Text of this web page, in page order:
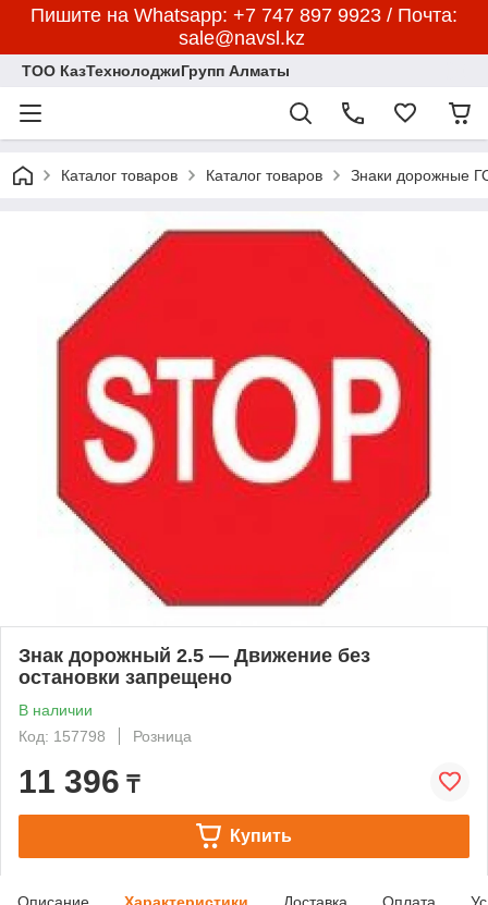
Пишите на Whatsapp: +7 747 897 9923 / Почта:
sale@navsl.kz
ТОО КазТехнолоджиГрупп Алматы
Каталог товаров Каталог товаров Знаки дорожные
Знак дорожный 2.5 — Движение без
остановки запрещено
В наличии
Код: 157798
Розница
11 396 ₸
Купить
Описание Характеристики Доставка Оплата